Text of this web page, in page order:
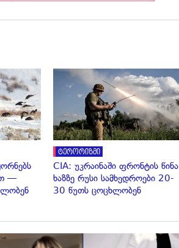
—
ტერორიზმი
CIA: უკრაინაში ფრონტის წინა
ხაზზე რუსი სამხედროები 20-
30 წუთს ცოცხლობენ